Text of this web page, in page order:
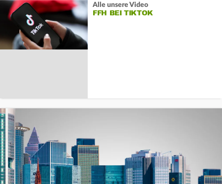
Alle unsere Video
FFH BEI TIKTOK